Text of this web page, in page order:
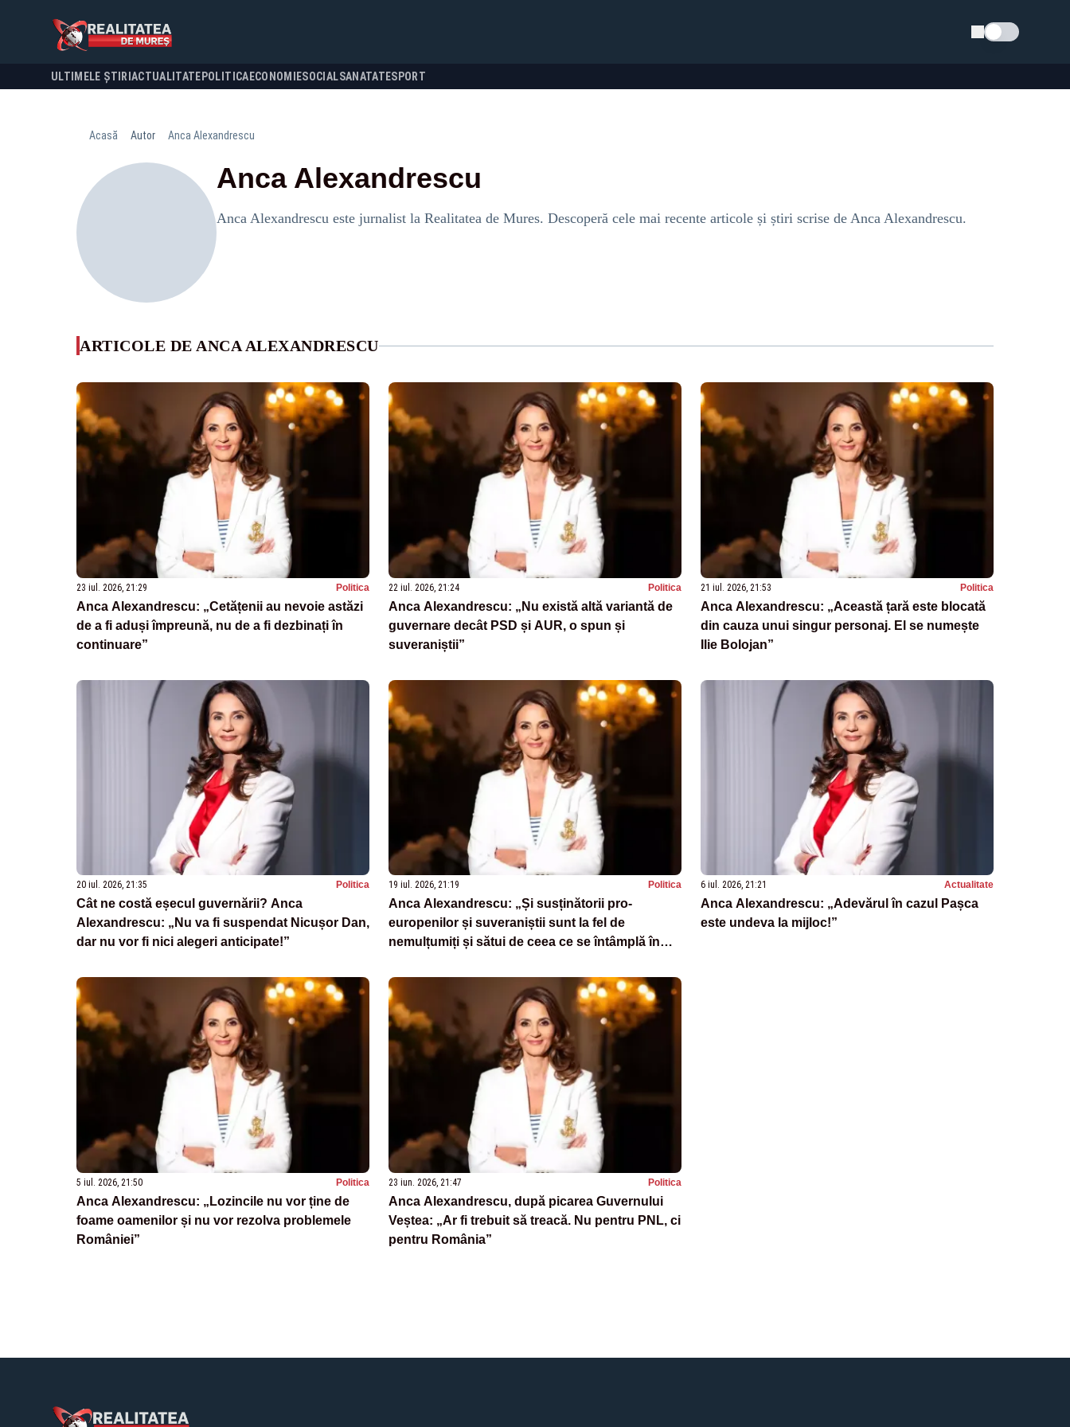
Schimba tema
ULTIMELE ȘTIRI ACTUALITATE POLITICA ECONOMIESOCIALSANATATESPORT
Acasă Autor Anca Alexandrescu
Anca Alexandrescu
Anca Alexandrescu este jurnalist la Realitatea de Mures. Descoperă cele mai recente articole și știri scrise de Anca Alexandrescu.
ARTICOLE DE ANCA ALEXANDRESCU
23 iul. 2026, 21:29 Politica
Anca Alexandrescu: „Cetățenii au nevoie astăzi
de a fi aduși împreună, nu de a fi dezbinați în
continuare”
22 iul. 2026, 21:24 Politica
Anca Alexandrescu: „Nu există altă variantă de
guvernare decât PSD și AUR, o spun și
suveraniștii”
21 iul. 2026, 21:53 Politica
Anca Alexandrescu: „Această țară este blocată
din cauza unui singur personaj. El se numește
Ilie Bolojan”
20 iul. 2026, 21:35 Politica
Cât ne costă eșecul guvernării? Anca
Alexandrescu: „Nu va fi suspendat Nicușor Dan,
dar nu vor fi nici alegeri anticipate!”
19 iul. 2026, 21:19 Politica
Anca Alexandrescu: „Și susținătorii pro-
europenilor și suveraniștii sunt la fel de
nemulțumiți și sătui de ceea ce se întâmplă în
6 iul. 2026, 21:21 Actualitate
Anca Alexandrescu: „Adevărul în cazul Pașca
este undeva la mijloc!”
5 iul. 2026, 21:50 Politica
Anca Alexandrescu: „Lozincile nu vor ține de
foame oamenilor și nu vor rezolva problemele
României”
23 iun. 2026, 21:47 Politica
Anca Alexandrescu, după picarea Guvernului
Veștea: „Ar fi trebuit să treacă. Nu pentru PNL, ci
pentru România”